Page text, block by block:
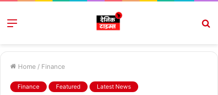
Menu
Home / Finance
Finance Featured Latest News